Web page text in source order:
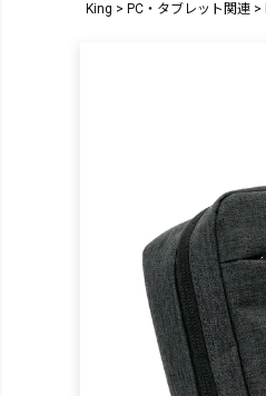
King PC・タブレット関連